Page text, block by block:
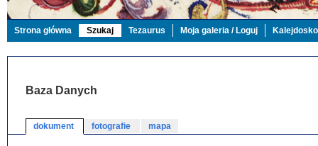
Strona główna Szukaj Tezaurus Moja galeria / Loguj
Baza Danych
dokument fotografie mapa